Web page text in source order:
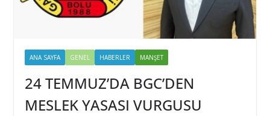
ANA SAYFA GENEL HABERLER MANŞET
24 TEMMUZ’DA BGC’DEN
MESLEK YASASI VURGUSU